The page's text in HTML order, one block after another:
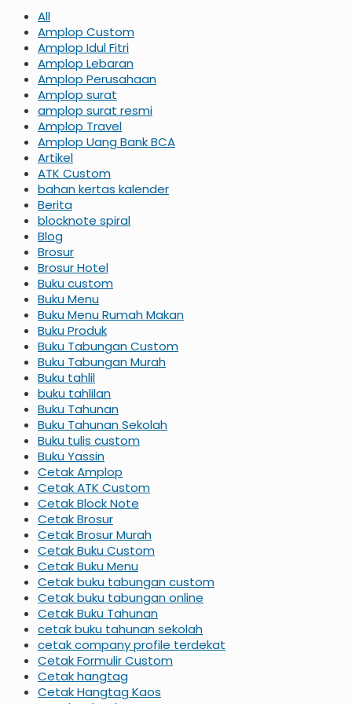
All
Amplop Custom
Amplop Idul Fitri
Amplop Lebaran
Amplop Perusahaan
Amplop surat
amplop surat resmi
Amplop Travel
Amplop Uang Bank BCA
Artikel
ATK Custom
bahan kertas kalender
Berita
blocknote spiral
Blog
Brosur
Brosur Hotel
Buku custom
Buku Menu
Buku Menu Rumah Makan
Buku Produk
Buku Tabungan Custom
Buku Tabungan Murah
Buku tahlil
buku tahlilan
Buku Tahunan
Buku Tahunan Sekolah
Buku tulis custom
Buku Yassin
Cetak Amplop
Cetak ATK Custom
Cetak Block Note
Cetak Brosur
Cetak Brosur Murah
Cetak Buku Custom
Cetak Buku Menu
Cetak buku tabungan custom
Cetak buku tabungan online
Cetak Buku Tahunan
cetak buku tahunan sekolah
cetak company profile terdekat
Cetak Formulir Custom
Cetak hangtag
Cetak Hangtag Kaos